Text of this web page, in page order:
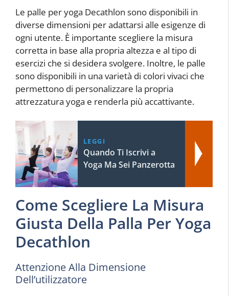
Le palle per yoga Decathlon sono disponibili in
diverse dimensioni per adattarsi alle esigenze di
ogni utente. È importante scegliere la misura
corretta in base alla propria altezza e al tipo di
esercizi che si desidera svolgere. Inoltre, le palle
sono disponibili in una varietà di colori vivaci che
permettono di personalizzare la propria
attrezzatura yoga e renderla più accattivante.
LEGGI
Quando Ti Iscrivi a
Yoga Ma Sei Panzerotta
Come Scegliere La Misura
Giusta Della Palla Per Yoga
Decathlon
Attenzione Alla Dimensione
Dell’utilizzatore